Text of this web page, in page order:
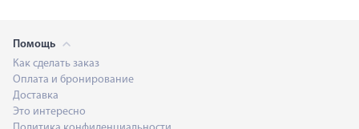
Помощь
Как сделать заказ
Оплата и бронирование
Доставка
Это интересно